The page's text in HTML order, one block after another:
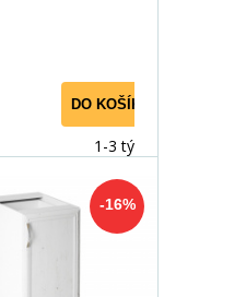
DO KOŠÍKA
1-3 týdny
-16%